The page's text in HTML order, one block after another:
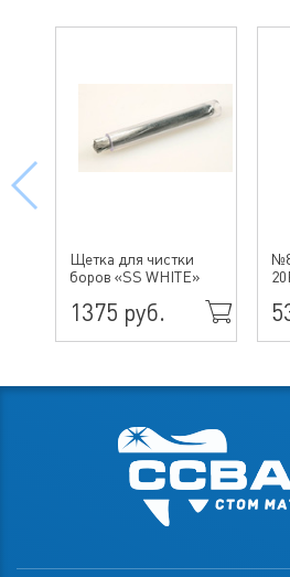
Щетка для чистки
боров «SS WHITE»
1375 руб.